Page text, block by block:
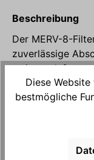
Beschreibung
Der MERV-8-
zuverlässige
weiteren
Diese
bestmögliche